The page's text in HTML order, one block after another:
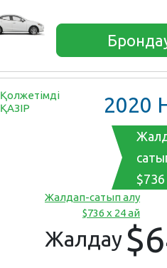
Қолжетімді
ҚАЗІР
2020
Жалдап-сатып алу
$736 x 24 ай
Жалдау